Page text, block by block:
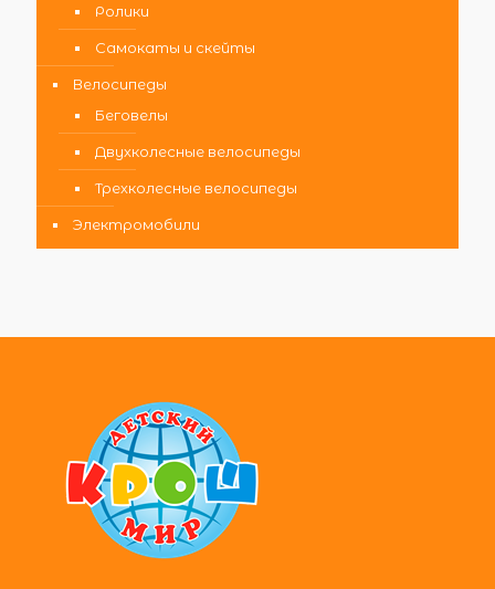
Ролики
Самокаты и скейты
Велосипеды
Беговелы
Двухколесные велосипеды
Трехколесные велосипеды
Электромобили